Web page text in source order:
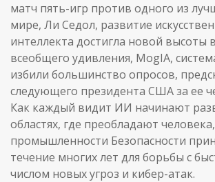
матч пять-игр против одного из
мире, Ли Седол, развитие
интеллекта достигла новой высоты
всеобщего удивления, MogIA,
избили большинство опросов,
следующего президента США за ее
Как каждый видит ИИ начинают
областях, где преобладают человека,
промышленности Безопасности
течение многих лет для борьбы с
числом новых угроз и кибер-атак.